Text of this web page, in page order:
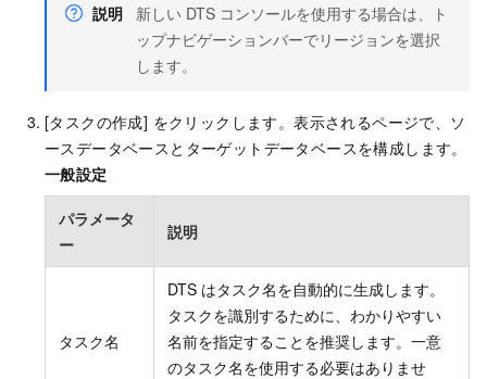
説明
新しい DTS コンソールを使用する場合は、ト
ップナビゲーションバーでリージョンを選択
します。
[タスクの作成] をクリックします。表示されるページで、ソ
ースデータベースとターゲットデータベースを構成します。
一般設定
パラメータ
ー
説明
タスク名
DTS はタスク名を自動的に生成します。
タスクを識別するために、わかりやすい
名前を指定することを推奨します。一意
のタスク名を使用する必要はありませ